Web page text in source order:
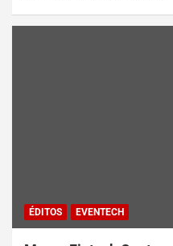
ÉDITOS EVENTECH